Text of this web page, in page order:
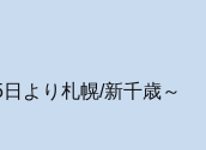
より札幌/新千歳～